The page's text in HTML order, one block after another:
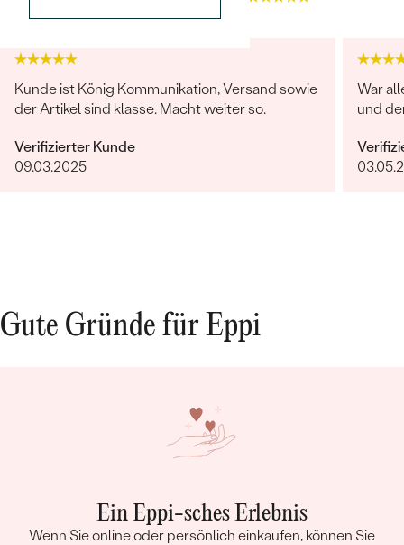
Bestseller
Kunde ist König Kommunikation, Versand sowie
der Artikel sind klasse. Macht weiter so.
Verifizierter Kunde
09.03.2025
War
und
Gute Gründe für Eppi
Ein Eppi-sches Erlebnis
Wenn Sie online oder persönlich einkaufen, können Sie